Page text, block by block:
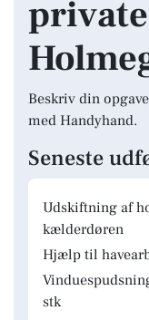
Beskriv din
med Handyhand.
Seneste
Udskiftning af
kælderdøren
Hjælp til
stk